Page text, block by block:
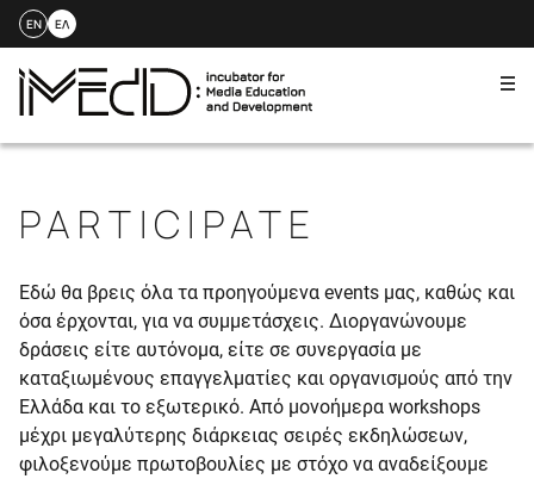
to
EN ΕΛ
PARTICIPATE
Εδώ θα βρεις όλα τα προηγούμενα events μας, καθώς και
όσα έρχονται, για να συμμετάσχεις. Διοργανώνουμε
δράσεις είτε αυτόνομα, είτε σε συνεργασία με
καταξιωμένους επαγγελματίες και οργανισμούς από την
Ελλάδα και το εξωτερικό. Από μονοήμερα workshops
μέχρι μεγαλύτερης διάρκειας σειρές εκδηλώσεων,
φιλοξενούμε πρωτοβουλίες με στόχο να αναδείξουμε